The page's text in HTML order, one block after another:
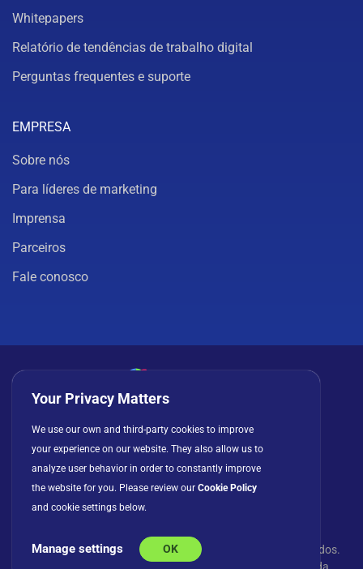
Whitepapers
Relatório de tendências de trabalho digital
Perguntas frequentes e suporte
EMPRESA
Sobre nós
Para líderes de marketing
Imprensa
Parceiros
Fale conosco
Política de privacidade Cookies
Contrato de licença
© Copyright 2026 INFRAGISTICS. Todos os direitos reservados.
Your Privacy Matters
We use our own and third-party cookies to improve
your experience on our website. They also allow us to
analyze user behavior in order to constantly improve
the website for you. Please review our Cookie Policy
and cookie settings below.
Manage settings OK